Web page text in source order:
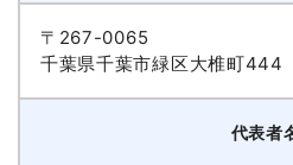
〒267-0065
千葉県千葉市緑区大椎町444
代表者